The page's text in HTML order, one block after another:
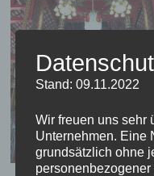
Stand: 09.11.2022
Wir freuen uns sehr
Unternehmen. Eine
grundsätzlich ohne